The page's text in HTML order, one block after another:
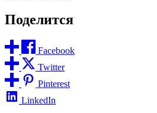
Поделится
Facebook
Twitter
Pinterest
LinkedIn